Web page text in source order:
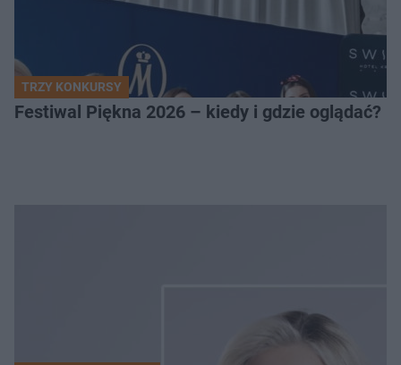
TRZY KONKURSY
Festiwal Piękna 2026 – kiedy i gdzie oglądać?